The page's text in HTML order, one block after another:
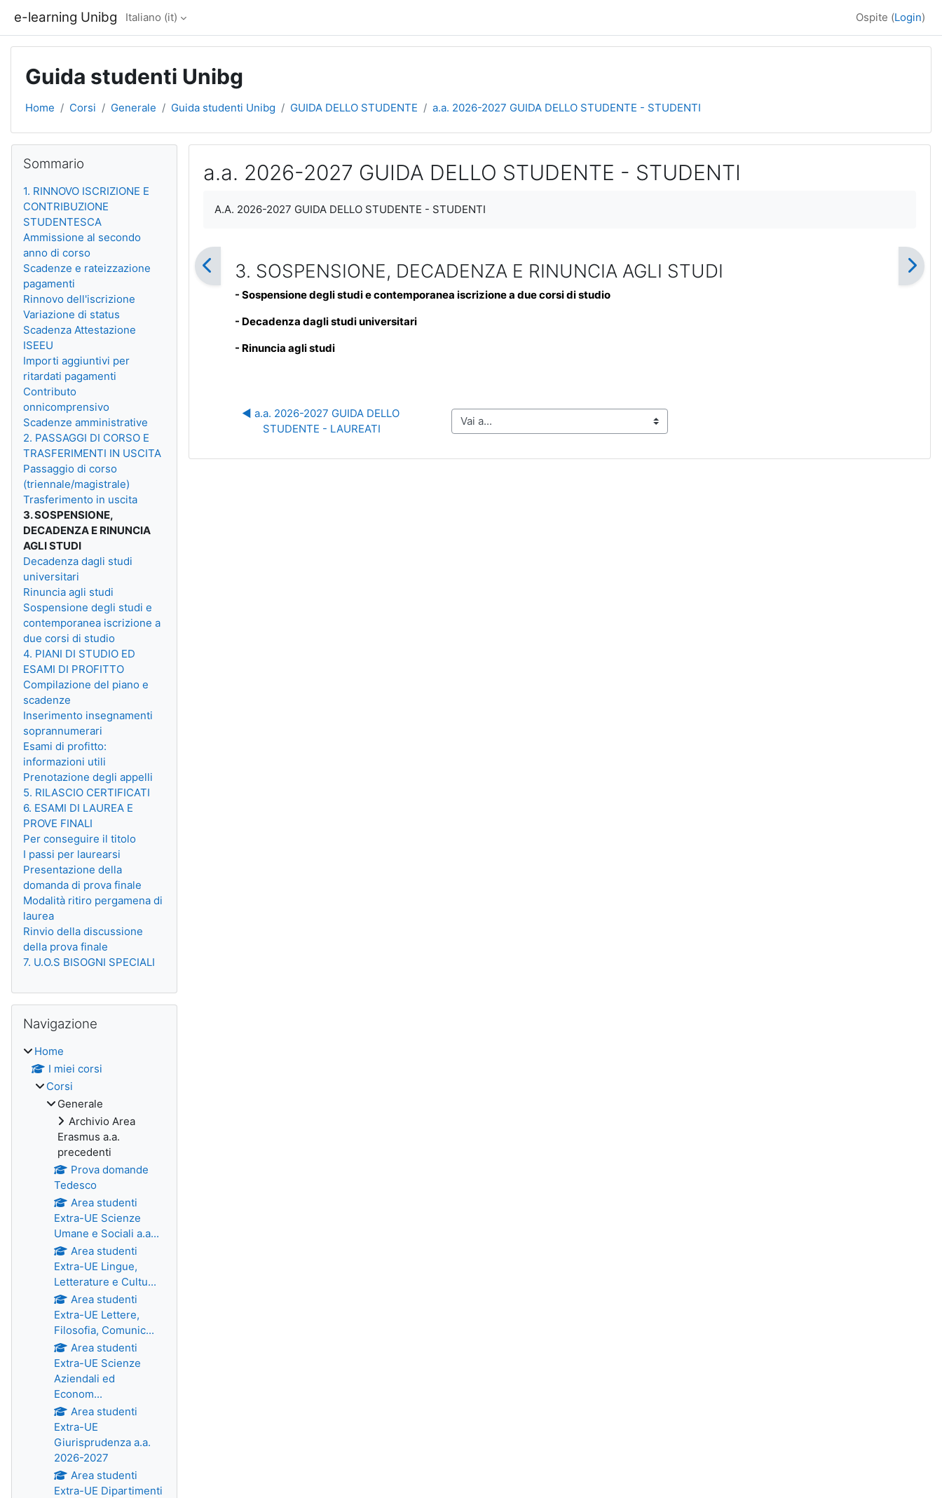
e-learning Unibg Italiano ‎(it)‎ Ospite (Login)
Guida studenti Unibg
Home Corsi Generale Guida studenti Unibg GUIDA DELLO STUDENTE a.a. 2026-2027 GUIDA DELLO STUDENTE - STUDENTI
a.a. 2026-2027 GUIDA DELLO STUDENTE - STUDENTI
A.A. 2026-2027 GUIDA DELLO STUDENTE - STUDENTI
3. SOSPENSIONE, DECADENZA E RINUNCIA AGLI STUDI
- Sospensione degli studi e contemporanea iscrizione a due corsi di studio
- Decadenza dagli studi universitari
- Rinuncia agli studi
◀︎ a.a. 2026-2027 GUIDA DELLO
STUDENTE - LAUREATI
Vai a...
Blocchi
Sommario
1. RINNOVO ISCRIZIONE E
CONTRIBUZIONE
STUDENTESCA
Ammissione al secondo
anno di corso
Scadenze e rateizzazione
pagamenti
Rinnovo dell'iscrizione
Variazione di status
Scadenza Attestazione
ISEEU
Importi aggiuntivi per
ritardati pagamenti
Contributo
onnicomprensivo
Scadenze amministrative
2. PASSAGGI DI CORSO E
TRASFERIMENTI IN USCITA
Passaggio di corso
(triennale/magistrale)
Trasferimento in uscita
3. SOSPENSIONE,
DECADENZA E RINUNCIA
AGLI STUDI
Decadenza dagli studi
universitari
Rinuncia agli studi
Sospensione degli studi e
contemporanea iscrizione a
due corsi di studio
4. PIANI DI STUDIO ED
ESAMI DI PROFITTO
Compilazione del piano e
scadenze
Inserimento insegnamenti
soprannumerari
Esami di profitto:
informazioni utili
Prenotazione degli appelli
5. RILASCIO CERTIFICATI
6. ESAMI DI LAUREA E
PROVE FINALI
Per conseguire il titolo
I passi per laurearsi
Presentazione della
domanda di prova finale
Modalità ritiro pergamena di
laurea
Rinvio della discussione
della prova finale
7. U.O.S BISOGNI SPECIALI
Navigazione
Home
I miei corsi
Corsi
Generale
Archivio Area
Erasmus a.a.
precedenti
Prova domande
Tedesco
Area studenti
Extra-UE Scienze
Umane e Sociali a.a...
Area studenti
Extra-UE Lingue,
Letterature e Cultu...
Area studenti
Extra-UE Lettere,
Filosofia, Comunic...
Area studenti
Extra-UE Scienze
Aziendali ed
Econom...
Area studenti
Extra-UE
Giurisprudenza a.a.
2026-2027
Area studenti
Extra-UE Dipartimenti